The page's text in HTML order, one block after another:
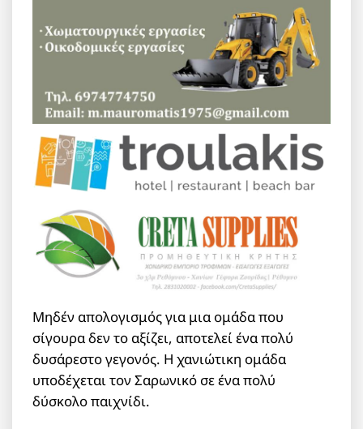
Μηδέν απολογισμός για μια ομάδα που
σίγουρα δεν το αξίζει, αποτελεί ένα πολύ
δυσάρεστο γεγονός. Η χανιώτικη ομάδα
υποδέχεται τον Σαρωνικό σε ένα πολύ
δύσκολο παιχνίδι.